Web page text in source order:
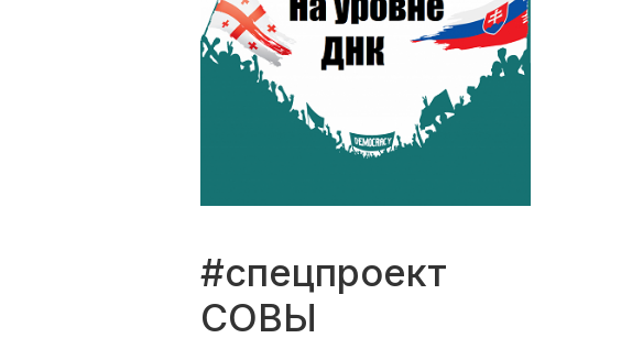
#спецпроект
СОВЫ